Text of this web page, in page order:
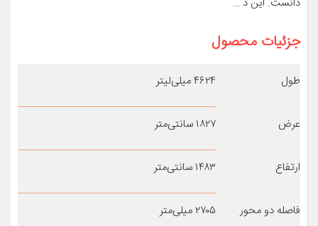
جزئیات محصول
طول ۴۶۲۴ میلی‌لیتر
عرض ۱۸۲۷ سانتی‌متر
ارتفاع ۱۴۸۳ سانتی‌متر
فاصله دو محور ۲۷۰۵ میلی‌متر